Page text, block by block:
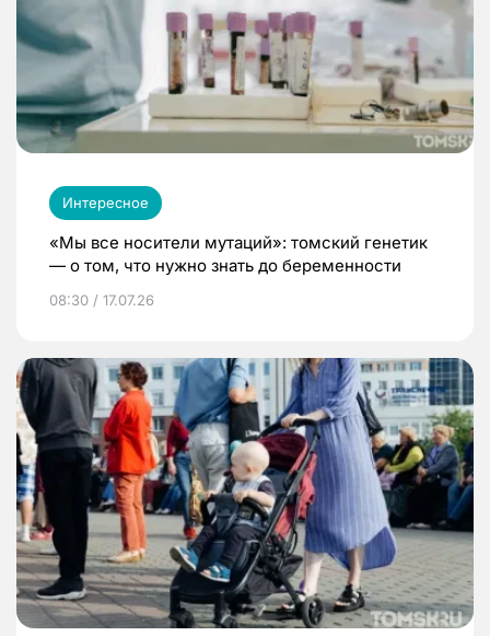
Интересное
«Мы все носители мутаций»: томский генетик
— о том, что нужно знать до беременности
08:30 / 17.07.26